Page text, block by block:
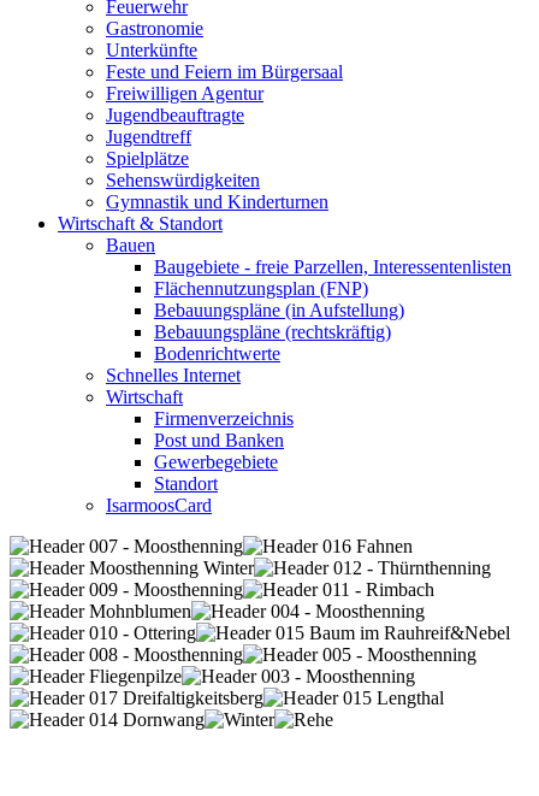
Feuerwehr
Gastronomie
Unterkünfte
Feste und Feiern im Bürgersaal
Freiwilligen Agentur
Jugendbeauftragte
Jugendtreff
Spielplätze
Sehenswürdigkeiten
Gymnastik und Kinderturnen
Wirtschaft & Standort
Bauen
Baugebiete - freie Parzellen, Interessentenlisten
Flächennutzungsplan (FNP)
Bebauungspläne (in Aufstellung)
Bebauungspläne (rechtskräftig)
Bodenrichtwerte
Schnelles Internet
Wirtschaft
Firmenverzeichnis
Post und Banken
Gewerbegebiete
Standort
IsarmoosCard